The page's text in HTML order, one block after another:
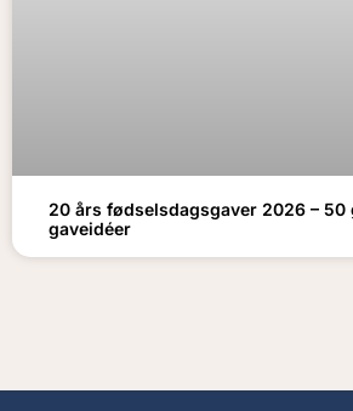
20 års fødselsdagsgaver 2026 – 50
gaveidéer